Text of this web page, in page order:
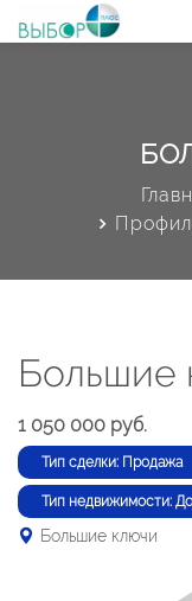
Большие
1 050 000 руб.
Тип сделки: Продажа
Тип недвижимости:
Большие ключи